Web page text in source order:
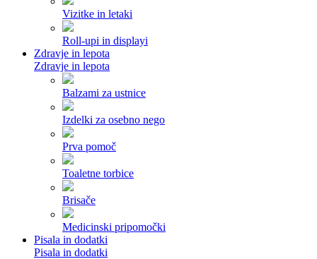
Vizitke in letaki
Roll-upi in displayi
Zdravje in lepota
Zdravje in lepota
Balzami za ustnice
Izdelki za osebno nego
Prva pomoč
Toaletne torbice
Brisače
Medicinski pripomočki
Pisala in dodatki
Pisala in dodatki